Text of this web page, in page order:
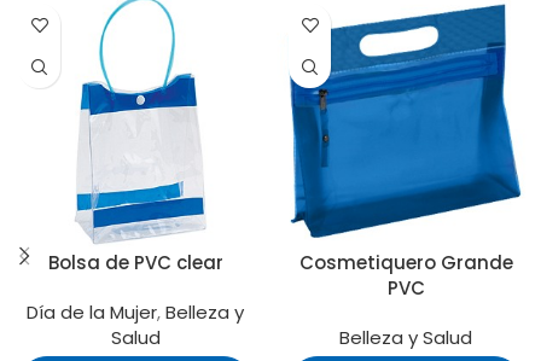
Bolsa de PVC clear
Día de la Mujer,Belleza y
Salud
Cosmetiquero Grande
PVC
Belleza y Salud